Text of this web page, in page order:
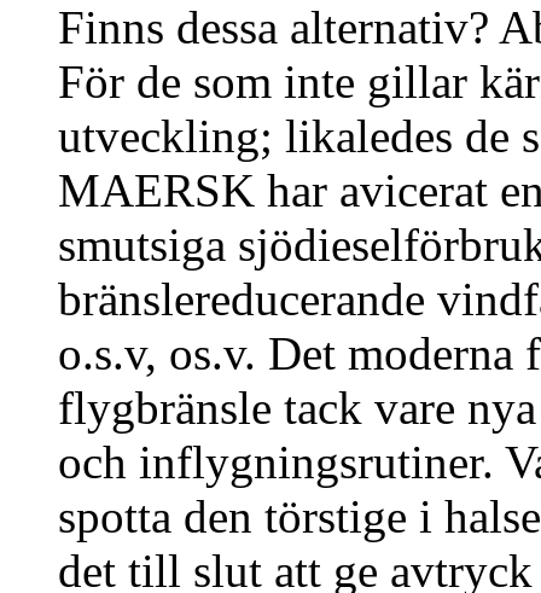
Finns dessa alternativ?
För de som inte gillar
utveckling; likaledes de
MAERSK har avicerat
smutsiga
bränslereducerande
o.s.v, os.v. Det
flygbränsle tack vare
och inflygningsrutiner.
spotta den törstige i
det till slut att ge